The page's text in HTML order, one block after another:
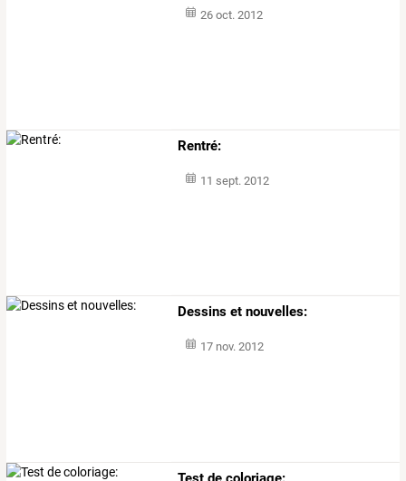
26 oct. 2012
Rentré:
11 sept. 2012
Dessins et nouvelles:
17 nov. 2012